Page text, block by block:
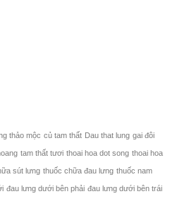
thảo mộc củ tam thất Dau that lung gai đôi
tam thất tươi thoai hoa dot song thoai hoa
sút lưng thuốc chữa đau lưng thuốc nam
đau lưng dưới bên phải đau lưng dưới bên trái